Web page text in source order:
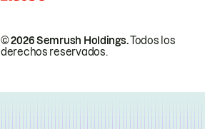
© 2026 Semrush Holdings.Todos los
derechos reservados.